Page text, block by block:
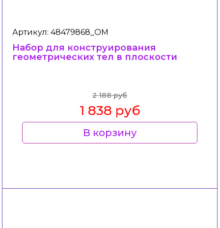
Артикул: 48479868_ОМ
Набор для конструирования
геометрических тел в плоскости
2 188 руб
1 838 руб
В корзину